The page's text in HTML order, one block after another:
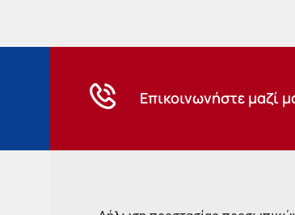
Επικοινωνήστε μαζί